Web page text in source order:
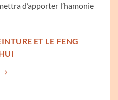
d’apporter l’hamonie
ET LE FENG